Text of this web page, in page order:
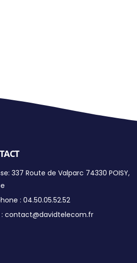
337 Route de Valparc 74330 POISY,
: 04.50.05.52.52
contact@davidtelecom.fr